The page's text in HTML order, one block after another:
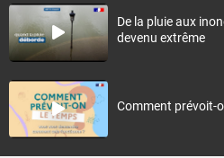
De la pluie aux
devenu extrême
Comment prévoit-